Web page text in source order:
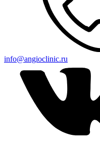
info@angioclinic.ru